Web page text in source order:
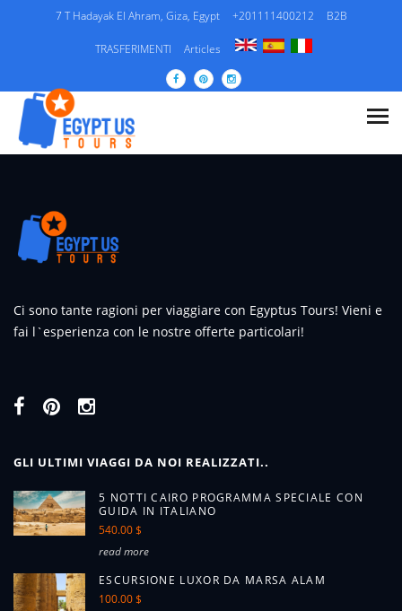
7 T Hadayak El Ahram, Giza, Egypt +201111400212 B2B
TRASFERIMENTI Articles
ARTICLES DOES NOT HAS ANY
CATEGORIES.
Ci sono tante ragioni per viaggiare con Egyptus Tours! Vieni e
fai l`esperienza con le nostre offerte particolari!
GLI ULTIMI VIAGGI DA NOI REALIZZATI..
5 NOTTI CAIRO PROGRAMMA SPECIALE CON
GUIDA IN ITALIANO
540.00 $
read more
ESCURSIONE LUXOR DA MARSA ALAM
100.00 $